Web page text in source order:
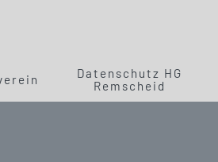
Datenschutz HG
Remscheid